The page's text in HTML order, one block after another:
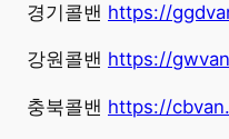
경기콜밴 https://
강원콜밴 https://
충북콜밴 https://